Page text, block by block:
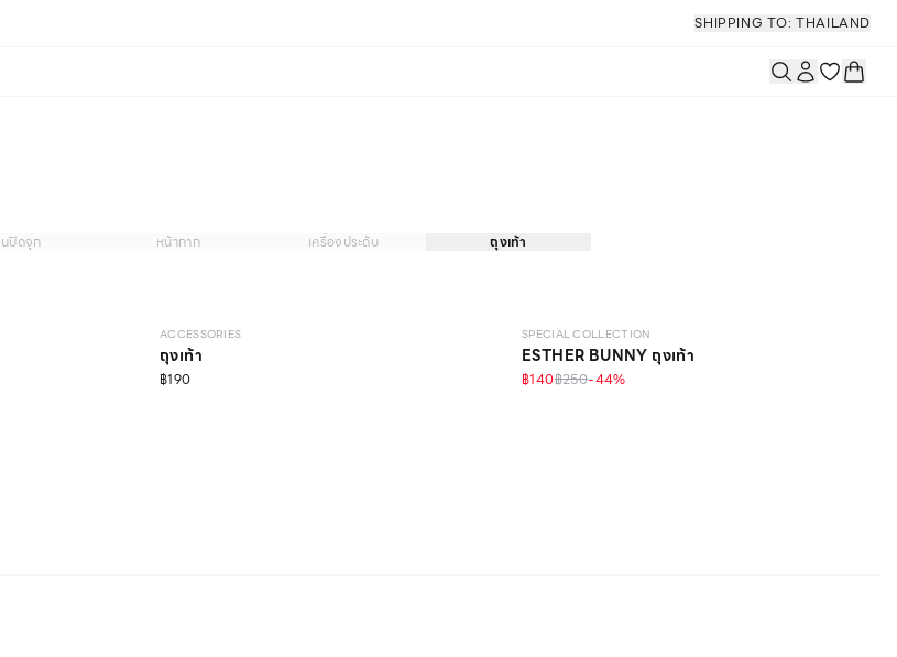
SHIPPING TO: THAILAND
ปิดจุก หน้ากาก เครื่องประดับ
ถุงเท้า
ACCESSORIES
ถุงเท้า
฿190
SPECIAL COLLECTION
ESTHER BUNNY ถุงเท้า
฿140฿250-44%